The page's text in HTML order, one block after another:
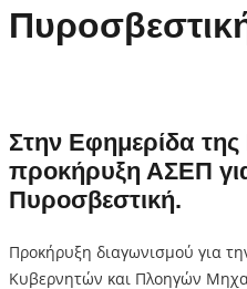
Στην Εφημερίδα
προκήρυξη ΑΣΕΠ
Πυροσβεστική.
Προκήρυξη διαγωνισμού για
Κυβερνητών και Πλοηγών